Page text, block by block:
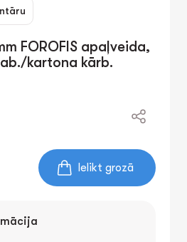
FOROFIS apaļveida,
kartona kārb.
Ielikt grozā